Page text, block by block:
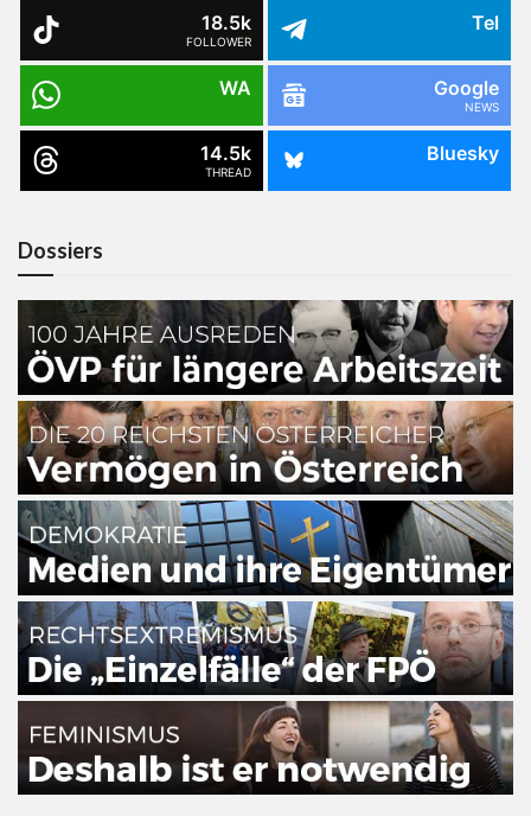
18.5k
FOLLOWER
Tel
WA Google
NEWS
14.5k
THREAD
Bluesky
Dossiers